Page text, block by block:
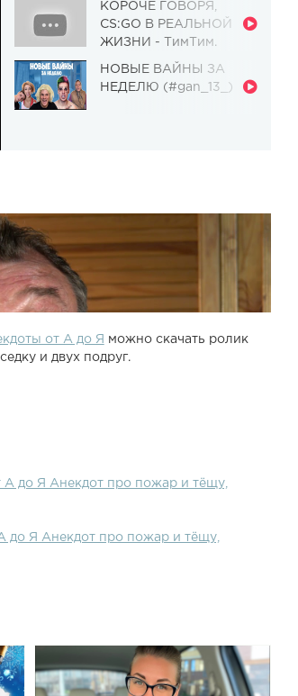
КОРОЧЕ ГОВОРЯ,
CS:GO В РЕАЛЬНОЙ
ЖИЗНИ - ТимТим.
НОВЫЕ ВАЙНЫ ЗА
НЕДЕЛЮ (#gan_13_)
от А до Я можно скачать ролик
и двух подруг.
А до Я Анекдот про пожар и тёщу,
до Я Анекдот про пожар и тёщу,